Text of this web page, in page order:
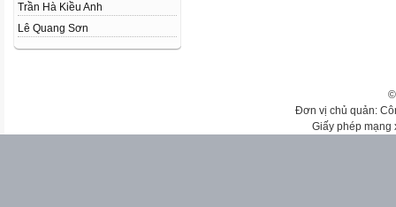
Trần Hà Kiều Anh
Lê Quang Sơn
Đơn vị chủ quản:
Giấy phép mạng